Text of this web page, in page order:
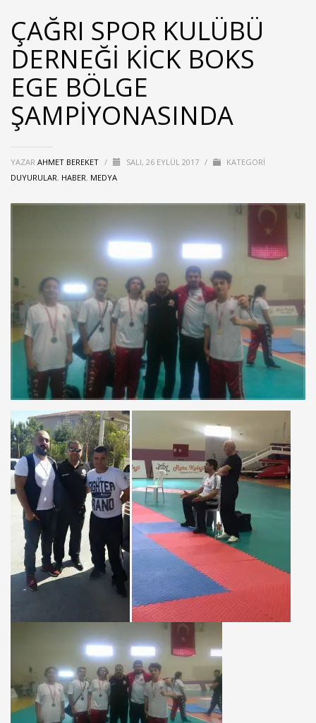
ÇAĞRI SPOR KULÜBÜ
DERNEĞİ KİCK BOKS
EGE BÖLGE
ŞAMPİYONASINDA
YAZAR AHMET BEREKET / SALI, 26 EYLÜL 2017 /
KATEGORI
DUYURULAR, HABER, MEDYA